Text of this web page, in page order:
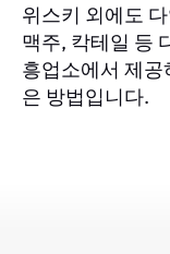
위스키 외에도
맥주, 칵테일 등
흥업소에서 제
은 방법입니다.